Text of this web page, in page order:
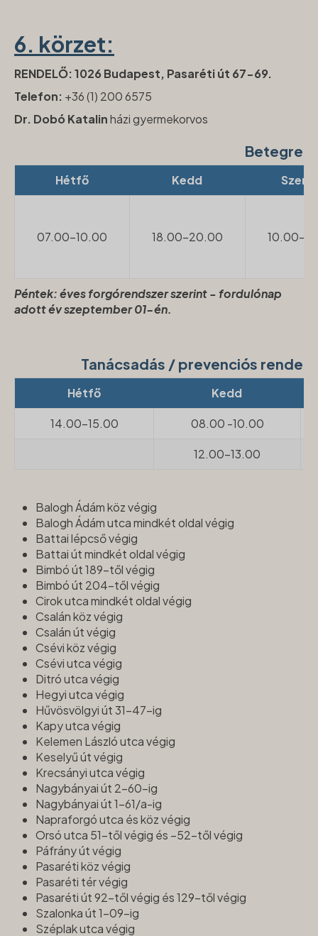
6. körzet:
RENDELŐ: 1026 Budapest, Pasaréti út 67-69.
Telefon: +36 (1) 200 6575
Dr. Dobó Katalinházi gyermekorvos
Hétfő Kedd
07.00-10.00 18.00-20.00 10.00-
Péntek: éves forgórendszer szerint - fordulónap
adott év szeptember 01-én.
Tanácsadás / prevenciós rendelés
Hétfő Kedd
14.00-15.00 08.00 -10.00
12.00-13.00
Balogh Ádám köz végig
Balogh Ádám utca mindkét oldal végig
Battai lépcső végig
Battai út mindkét oldal végig
Bimbó út 189-től végig
Bimbó út 204-től végig
Cirok utca mindkét oldal végig
Csalán köz végig
Csalán út végig
Csévi köz végig
Csévi utca végig
Ditró utca végig
Hegyi utca végig
Hűvösvölgyi út 31-47-ig
Kapy utca végig
Kelemen László utca végig
Keselyű út végig
Krecsányi utca végig
Nagybányai út 2-60-ig
Nagybányai út 1-61/a-ig
Napraforgó utca és köz végig
Orsó utca 51-től végig és –52-től végig
Páfrány út végig
Pasaréti köz végig
Pasaréti tér végig
Pasaréti út 92-től végig és 129-től végig
Szalonka út 1-09-ig
Széplak utca végig